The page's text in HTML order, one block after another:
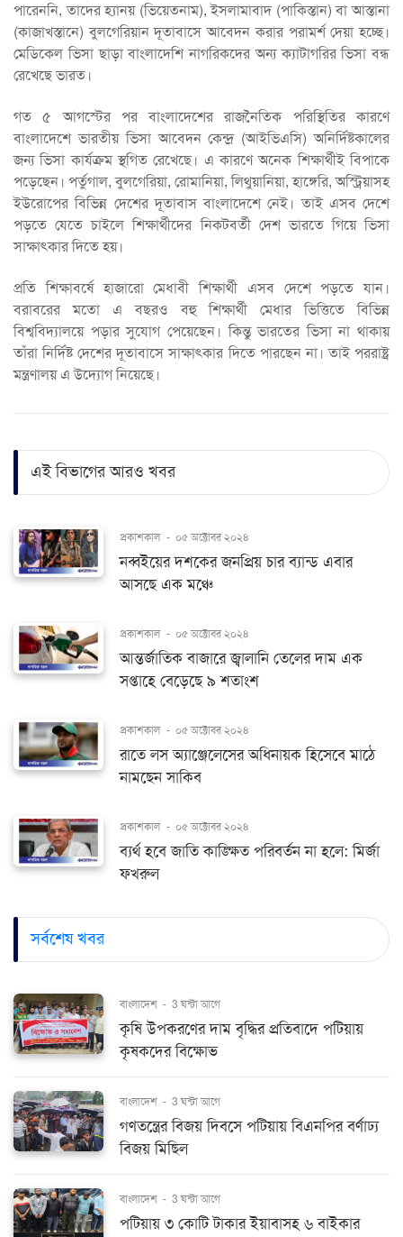
পারেননি, তাদের হ্যানয় (ভিয়েতনাম), ইসলামাবাদ (পাকিস্তান) বা আস্তানা
(কাজাখস্তানে) বুলগেরিয়ান দূতাবাসে আবেদন করার পরামর্শ দেয়া হচ্ছে।
মেডিকেল ভিসা ছাড়া বাংলাদেশি নাগরিকদের অন্য ক্যাটাগরির ভিসা বন্ধ
রেখেছে ভারত।
গত ৫ আগস্টের পর বাংলাদেশের রাজনৈতিক পরিস্থিতির কারণে
বাংলাদেশে ভারতীয় ভিসা আবেদন কেন্দ্র (আইভিএসি) অনির্দিষ্টকালের
জন্য ভিসা কার্যক্রম স্থগিত রেখেছে। এ কারণে অনেক শিক্ষার্থীই বিপাকে
পড়েছেন। পর্তুগাল, বুলগেরিয়া, রোমানিয়া, লিথুয়ানিয়া, হাঙ্গেরি, অস্ট্রিয়াসহ
ইউরোপের বিভিন্ন দেশের দূতাবাস বাংলাদেশে নেই। তাই এসব দেশে
পড়তে যেতে চাইলে শিক্ষার্থীদের নিকটবর্তী দেশ ভারতে গিয়ে ভিসা
সাক্ষাৎকার দিতে হয়।
প্রতি শিক্ষাবর্ষে হাজারো মেধাবী শিক্ষার্থী এসব দেশে পড়তে যান।
বরাবরের মতো এ বছরও বহু শিক্ষার্থী মেধার ভিত্তিতে বিভিন্ন
বিশ্ববিদ্যালয়ে পড়ার সুযোগ পেয়েছেন। কিন্তু ভারতের ভিসা না থাকায়
তাঁরা নির্দিষ্ট দেশের দূতাবাসে সাক্ষাৎকার দিতে পারছেন না। তাই পররাষ্ট্র
মন্ত্রণালয় এ উদ্যোগ নিয়েছে।
এই বিভাগের আরও খবর
প্রকাশকাল - ০৫ অক্টোবর ২০২৪
নব্বইয়ের দশকের জনপ্রিয় চার ব্যান্ড এবার
আসছে এক মঞ্চে
প্রকাশকাল - ০৫ অক্টোবর ২০২৪
আন্তর্জাতিক বাজারে জ্বালানি তেলের দাম এক
সপ্তাহে বেড়েছে ৯ শতাংশ
প্রকাশকাল - ০৫ অক্টোবর ২০২৪
রাতে লস অ্যাঞ্জেলেসের অধিনায়ক হিসেবে মাঠে
নামছেন সাকিব
প্রকাশকাল - ০৫ অক্টোবর ২০২৪
ব্যর্থ হবে জাতি কাঙ্ক্ষিত পরিবর্তন না হলে: মির্জা
ফখরুল
সর্বশেষ খবর
বাংলাদেশ - 3 ঘন্টা আগে
কৃষি উপকরণের দাম বৃদ্ধির প্রতিবাদে পটিয়ায়
কৃষকদের বিক্ষোভ
বাংলাদেশ - 3 ঘন্টা আগে
গণতন্ত্রের বিজয় দিবসে পটিয়ায় বিএনপির বর্ণাঢ্য
বিজয় মিছিল
বাংলাদেশ - 3 ঘন্টা আগে
পটিয়ায় ৩ কোটি টাকার ইয়াবাসহ ৬ বাইকার